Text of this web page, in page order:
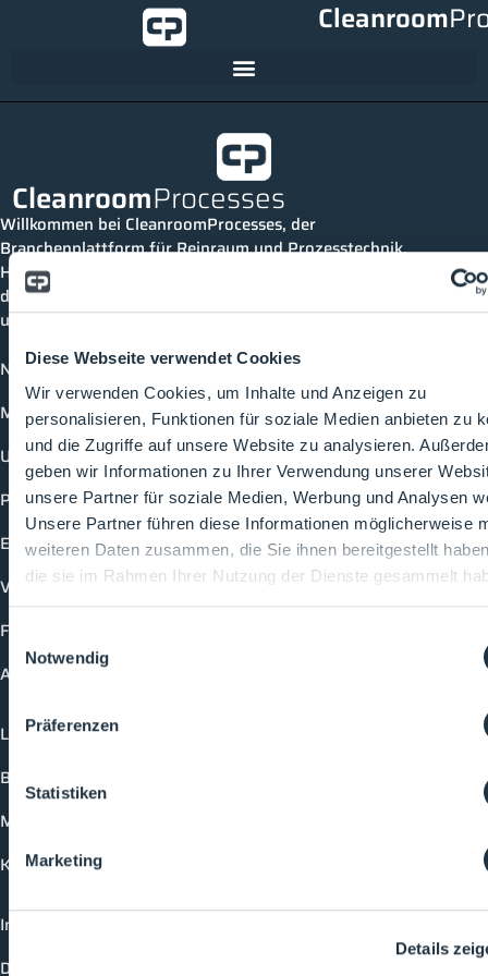
Diese Webseite verwendet Cookies
Wir verwenden Cookies, um Inhalte und Anzeigen zu
personalisieren, Funktionen für soziale Medien anbieten zu
und die Zugriffe auf unsere Website zu analysieren.
geben wir Informationen zu Ihrer Verwendung unserer
unsere Partner für soziale Medien, Werbung und Analysen
Unsere Partner führen diese Informationen möglicherweise
weiteren Daten zusammen, die Sie ihnen bereitgestellt
die sie im Rahmen Ihrer Nutzung der Dienste gesammelt
Einwilligungsauswahl
Notwendig
Präferenzen
Statistiken
Marketing
Details
Cleanroom
CleanroomProcesses
Willkommen bei CleanroomProcesses, der
Branchenplattform für Reinraum und Prozesstechnik.
Hier bleibst du immer auf dem neuesten Stand, kannst
dich mit anderen verknüpfen und alle relevanten Themen
und Events der Branche entdecken.
News
Mediathek
Unternehmen
Produkte
Events
Vorträge
Future-Faces
Academy
Login
Buchungsmöglichkeiten
Medienformate
Kontakt
Impressum
Datenschutzerklärung